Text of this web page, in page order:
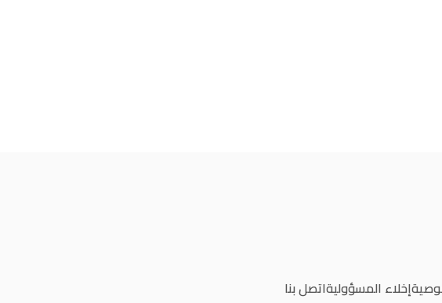
إخلاء المسؤوليةاتصل بنا